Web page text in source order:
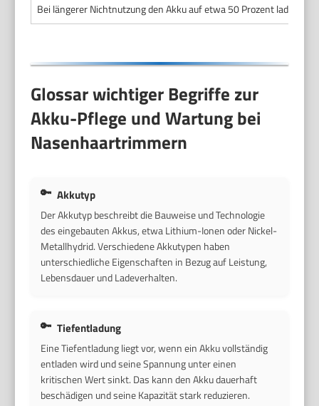
Bei längerer Nichtnutzung den Akku auf etwa 50 Prozent laden
Glossar wichtiger Begriffe zur
Akku-Pflege und Wartung bei
Nasenhaartrimmern
Akkutyp
Der Akkutyp beschreibt die Bauweise und Technologie
des eingebauten Akkus, etwa Lithium-Ionen oder Nickel-
Metallhydrid. Verschiedene Akkutypen haben
unterschiedliche Eigenschaften in Bezug auf Leistung,
Lebensdauer und Ladeverhalten.
Tiefentladung
Eine Tiefentladung liegt vor, wenn ein Akku vollständig
entladen wird und seine Spannung unter einen
kritischen Wert sinkt. Das kann den Akku dauerhaft
beschädigen und seine Kapazität stark reduzieren.